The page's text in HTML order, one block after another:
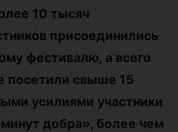
10 тысяч
присоединились
фестивалю, а всего
посетили свыше 15
усилиями участники
добра», более чем